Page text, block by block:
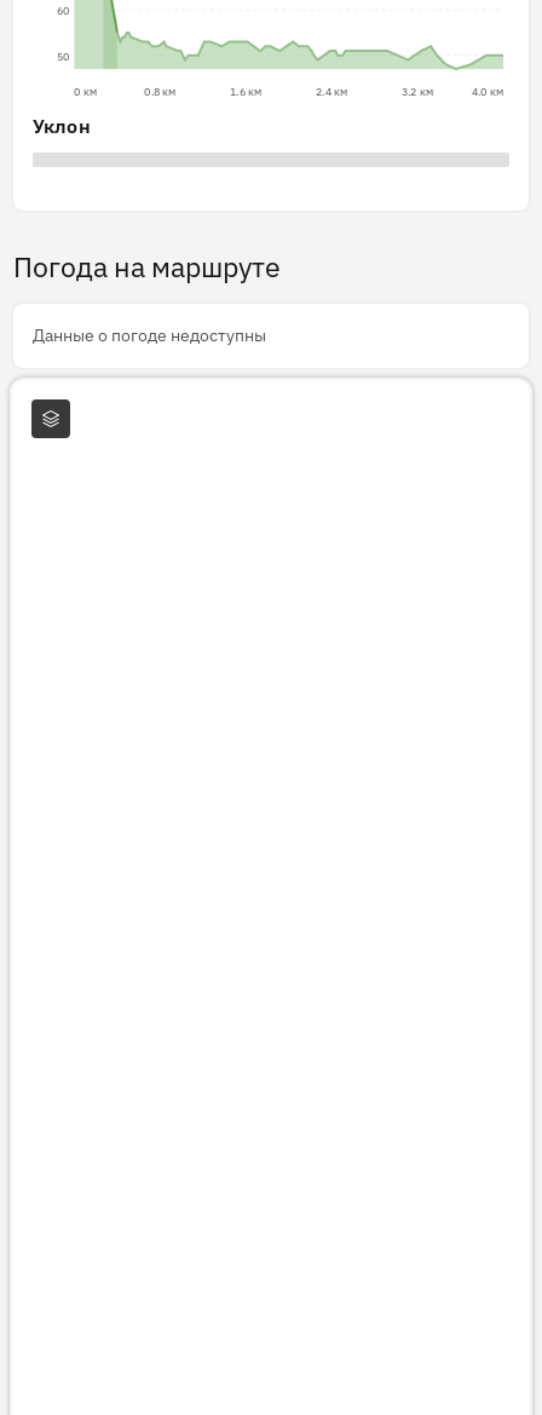
50
60
0 км 0.8 км 1.6 км 2.4 км 3.2 км 4.0 км
Уклон
Погода на маршруте
Данные о погоде недоступны